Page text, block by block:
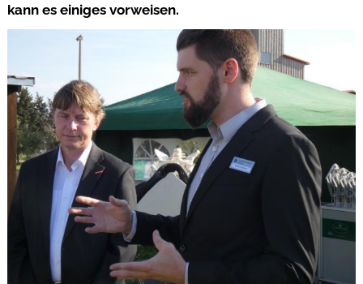
kann es einiges vorweisen.